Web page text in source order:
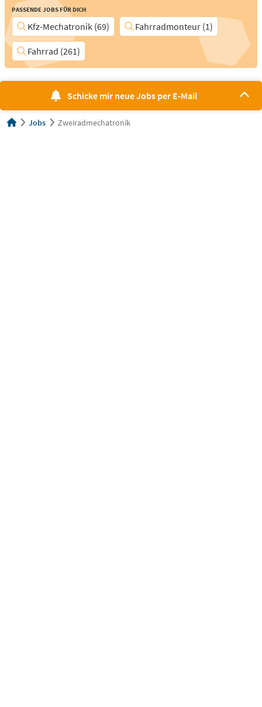
Passende Jobs für Dich
Kfz-Mechatronik (69)
Fahrradmonteur (1)
Fahrrad (261)
Schicke mir neue Jobs per E-Mail
Jobs Zweiradmechatronik